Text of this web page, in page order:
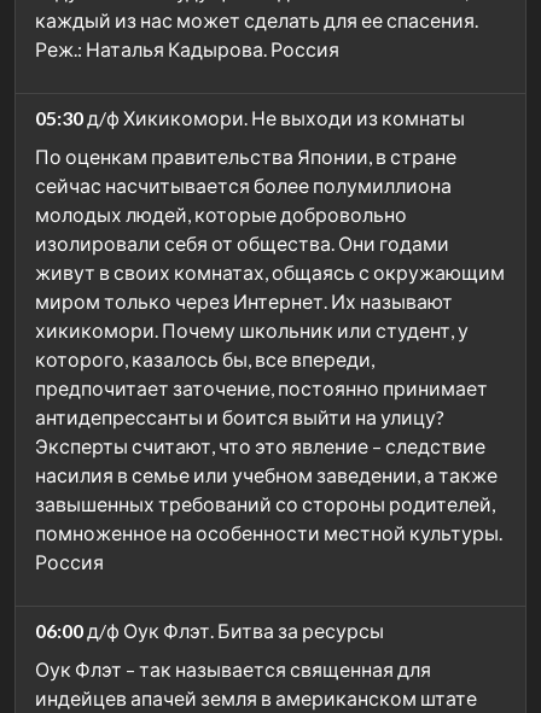
каждый из нас может сделать для ее спасения.
Реж.: Наталья Кадырова. Россия
05:30д/ф Хикикомори. Не выходи из комнаты
По оценкам правительства Японии, в стране
сейчас насчитывается более полумиллиона
молодых людей, которые добровольно
изолировали себя от общества. Они годами
живут в своих комнатах, общаясь с окружающим
миром только через Интернет. Их называют
хикикомори. Почему школьник или студент, у
которого, казалось бы, все впереди,
предпочитает заточение, постоянно принимает
антидепрессанты и боится выйти на улицу?
Эксперты считают, что это явление – следствие
насилия в семье или учебном заведении, а также
завышенных требований со стороны родителей,
помноженное на особенности местной культуры.
Россия
06:00д/ф Оук Флэт. Битва за ресурсы
Оук Флэт – так называется священная для
индейцев апачей земля в американском штате